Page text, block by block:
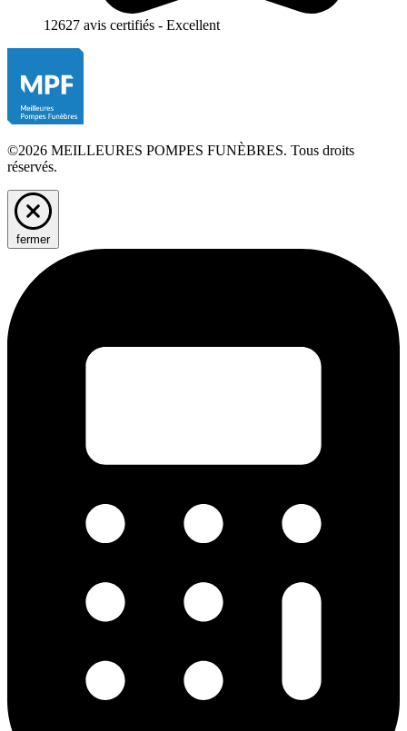
12627 avis certifiés - Excellent
©2026 MEILLEURES POMPES FUNÈBRES. Tous droits
réservés.
fermer